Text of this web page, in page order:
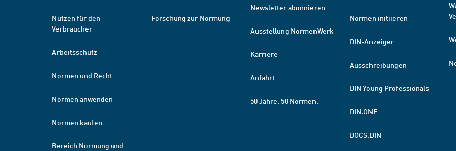
Nutzen für den
Verbraucher
Arbeitsschutz
Normen und Recht
Normen anwenden
Normen kaufen
Bereich Normung und
Forschung zur Normung
Newsletter abonnieren
Ausstellung NormenWerk
Karriere
Anfahrt
50 Jahre. 50 Normen.
Normen initiieren
DIN-Anzeiger
Ausschreibungen
DIN Young Professionals
DIN.ONE
DOCS.DIN